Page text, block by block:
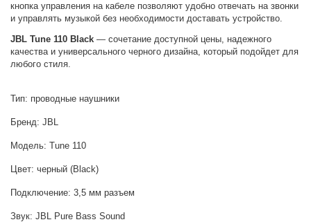
кнопка управления на кабеле позволяют удобно отвечать на звонки
и управлять музыкой без необходимости доставать устройство.
JBL Tune 110 Black — сочетание доступной цены, надежного
качества и универсального черного дизайна, который подойдет для
любого стиля.
Тип: проводные наушники
Бренд: JBL
Модель: Tune 110
Цвет: черный (Black)
Подключение: 3,5 мм разъем
Звук: JBL Pure Bass Sound